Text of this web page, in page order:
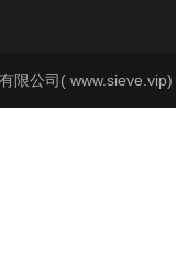
限公司(